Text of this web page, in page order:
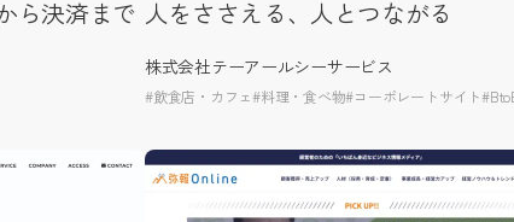
ら決済まで 人をささえる、人とつながる
株式会社テーアールシーサービス
#飲食店・カフェ#料理・食べ物#コーポレートサイト